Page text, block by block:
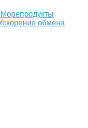
Морепродукты
обмена